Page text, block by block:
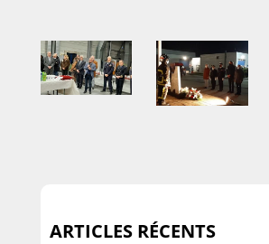
ARTICLES RÉCENTS